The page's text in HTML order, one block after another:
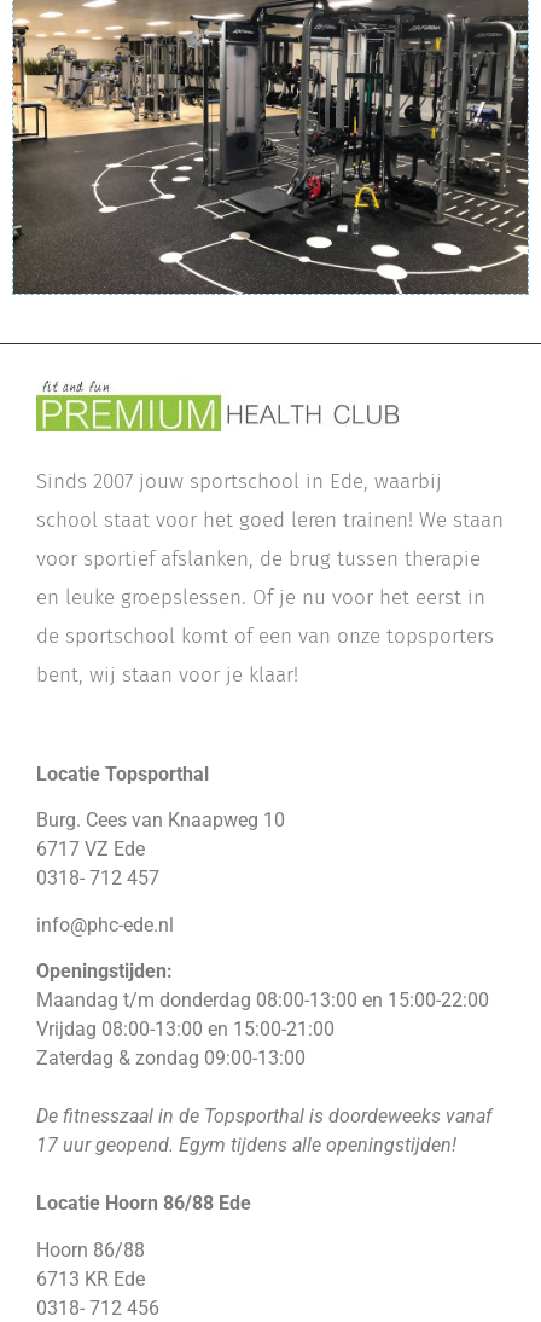
Sinds 2007 jouw sportschool in Ede, waarbij
school staat voor het goed leren trainen! We staan
voor sportief afslanken, de brug tussen therapie
en leuke groepslessen. Of je nu voor het eerst in
de sportschool komt of een van onze topsporters
bent, wij staan voor je klaar!
Locatie Topsporthal
Burg. Cees van Knaapweg 10
6717 VZ Ede
0318- 712 457
info@phc-ede.nl
Openingstijden:
Maandag t/m donderdag 08:00-13:00 en 15:00-22:00
Vrijdag 08:00-13:00 en 15:00-21:00
Zaterdag & zondag 09:00-13:00
De fitnesszaal in de Topsporthal is doordeweeks vanaf
17 uur geopend. Egym tijdens alle openingstijden!
Locatie Hoorn 86/88 Ede
Hoorn 86/88
6713 KR Ede
0318- 712 456